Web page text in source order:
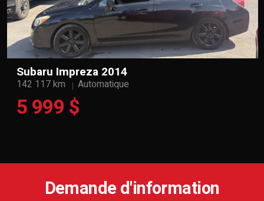
Subaru Impreza 2014
142 117 km Automatique
5 999 $
Demande d'information